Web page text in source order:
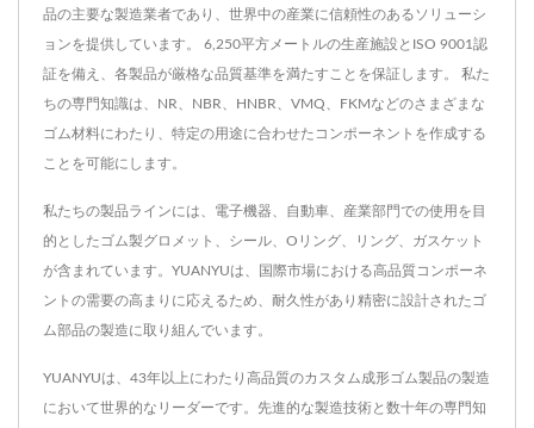
品の主要な製造業者であり、世界中の産業に信頼性のあるソリューシ
ョンを提供しています。 6,250平方メートルの生産施設とISO 9001認
証を備え、各製品が厳格な品質基準を満たすことを保証します。 私た
ちの専門知識は、NR、NBR、HNBR、VMQ、FKMなどのさまざまな
ゴム材料にわたり、特定の用途に合わせたコンポーネントを作成する
ことを可能にします。
私たちの製品ラインには、電子機器、自動車、産業部門での使用を目
的としたゴム製グロメット、シール、Oリング、リング、ガスケット
が含まれています。YUANYUは、国際市場における高品質コンポーネ
ントの需要の高まりに応えるため、耐久性があり精密に設計されたゴ
ム部品の製造に取り組んでいます。
YUANYUは、43年以上にわたり高品質のカスタム成形ゴム製品の製造
において世界的なリーダーです。先進的な製造技術と数十年の専門知